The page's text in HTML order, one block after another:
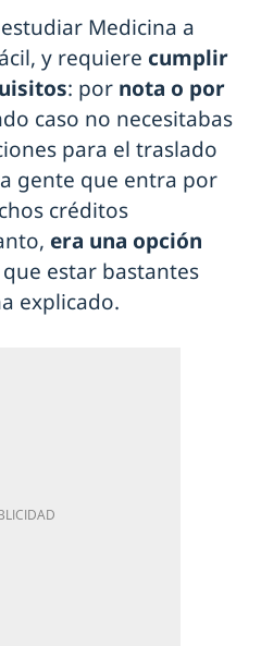
Medicina a
y requiere cumplir
: por nota o por
caso no necesitabas
para el traslado
gente que entra por
créditos
era una opción
estar bastantes
explicado.